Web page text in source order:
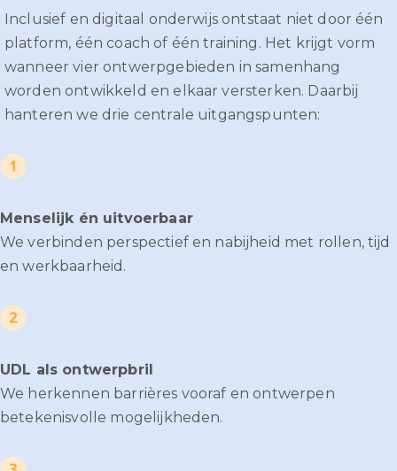
Inclusief en digitaal onderwijs ontstaat niet door één
platform, één coach of één training. Het krijgt vorm
wanneer vier ontwerpgebieden in samenhang
worden ontwikkeld en elkaar versterken. Daarbij
hanteren we drie centrale uitgangspunten:
Menselijk én uitvoerbaar
We verbinden perspectief en nabijheid met rollen, tijd
en werkbaarheid.
UDL als ontwerpbril
We herkennen barrières vooraf en ontwerpen
betekenisvolle mogelijkheden.